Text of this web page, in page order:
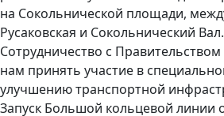
на Сокольнической площади,
Русаковская и Сокольнический Вал.
Сотрудничество с
нам принять участие в
улучшению транспортной
Запуск Большой кольцевой линии